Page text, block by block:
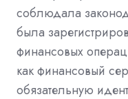
соблюдала
была
финансовых
как финансовый
обязательную